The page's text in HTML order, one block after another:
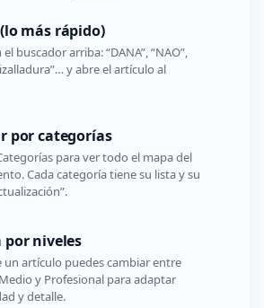
más rápido)
el buscador arriba: “DANA”, “NAO”,
y abre el artículo al
por categorías
para ver todo el mapa del
Cada categoría tiene su lista y su
por niveles
un artículo puedes cambiar entre
y Profesional para adaptar
y detalle.